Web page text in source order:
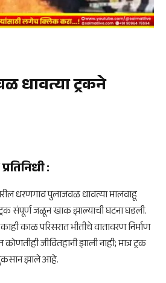
धावत्या ट्रकने
:
वरील धरणगाव पुलाजवळ धावत्या मालवाहू
संपूर्ण जळून खाक झाल्याची घटना घडली.
काळ परिसरात भीतीचे वातावरण निर्माण
जीवितहानी झाली नाही; मात्र ट्रक
झाले आहे.